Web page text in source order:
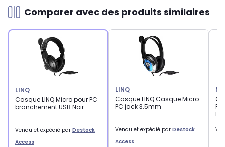
Comparer avec des produits similaires
LINQ
Casque LINQ Micro pour PC
branchement USB Noir
Vendu et expédié par Destock
Access
LINQ
Casque LINQ Casque Micro
PC jack 3.5mm
Vendu et expédié par Destock
Access